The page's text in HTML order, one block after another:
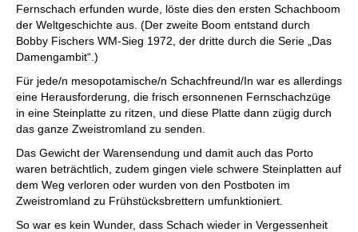
Fernschach erfunden wurde, löste dies den ersten Schachboom
der Weltgeschichte aus. (Der zweite Boom entstand durch
Bobby Fischers WM-Sieg 1972, der dritte durch die Serie „Das
Damengambit“.)
Für jede/n mesopotamische/n Schachfreund/In war es allerdings
eine Herausforderung, die frisch ersonnenen Fernschachzüge
in eine Steinplatte zu ritzen, und diese Platte dann zügig durch
das ganze Zweistromland zu senden.
Das Gewicht der Warensendung und damit auch das Porto
waren beträchtlich, zudem gingen viele schwere Steinplatten auf
dem Weg verloren oder wurden von den Postboten im
Zweistromland zu Frühstücksbrettern umfunktioniert.
So war es kein Wunder, dass Schach wieder in Vergessenheit